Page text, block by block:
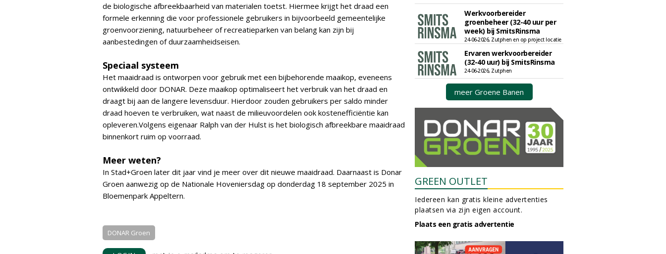
de biologische afbreekbaarheid van materialen toetst. Hiermee krijgt het draad een
formele erkenning die voor professionele gebruikers in bijvoorbeeld gemeentelijke
groenvoorziening, natuurbeheer of recreatieparken van belang kan zijn bij
aanbestedingen of duurzaamheidseisen.
Speciaal systeem
Het maaidraad is ontworpen voor gebruik met een bijbehorende maaikop, eveneens
ontwikkeld door DONAR. Deze maaikop optimaliseert het verbruik van het draad en
draagt bij aan de langere levensduur. Hierdoor zouden gebruikers per saldo minder
draad hoeven te verbruiken, wat naast de milieuvoordelen ook kostenefficiëntie kan
opleveren.Volgens eigenaar Ralph van der Hulst is het biologisch afbreekbare maaidraad
binnenkort ruim op voorraad.
Meer weten?
In Stad+Groen later dit jaar vind je meer over dit nieuwe maaidraad. Daarnaast is Donar
Groen aanwezig op de Nationale Hoveniersdag op donderdag 18 september 2025 in
Bloemenpark Appeltern.
DONAR Groen
Werkvoorbereider
groenbeheer (32-40 uur per
week) bij SmitsRinsma
24-06-2026, Zutphen en op project locatie
Ervaren werkvoorbereider
(32-40 uur) bij SmitsRinsma
24-06-2026, Zutphen
meer Groene Banen
GREEN OUTLET
Iedereen kan gratis kleine advertenties
plaatsen via zijn eigen account.
Plaats een gratis advertentie